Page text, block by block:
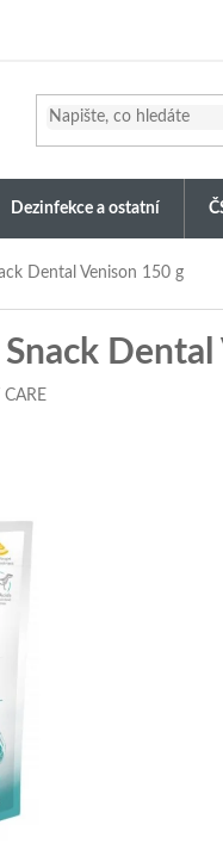
Dezinfekce a ostatní
Dental Venison 150 g
CARE